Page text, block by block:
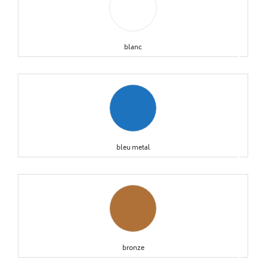
blanc
keyboard_arrow_right
bleu metal
keyboard_arrow_right
bronze
keyboard_arrow_right